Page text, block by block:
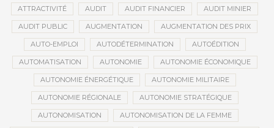
ATTRACTIVITÉ AUDIT AUDIT FINANCIER AUDIT MINIER
AUDIT PUBLIC AUGMENTATION AUGMENTATION DES PRIX
AUTO-EMPLOI AUTODÉTERMINATION AUTOÉDITION
AUTOMATISATION AUTONOMIE AUTONOMIE ÉCONOMIQUE
AUTONOMIE ÉNERGÉTIQUE AUTONOMIE MILITAIRE
AUTONOMIE RÉGIONALE AUTONOMIE STRATÉGIQUE
AUTONOMISATION AUTONOMISATION DE LA FEMME